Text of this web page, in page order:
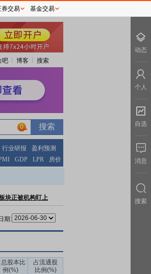
吧 博客 搜索
0
行业研报
盈利预测
GDP LPR 房价
块正被机构盯上
期:
股本比
例(%)
占流通股
比例(%)
券交易 基金交易
动态
个人
自选
消息
搜索